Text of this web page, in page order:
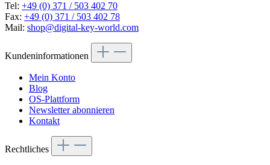
Tel: +49 (0) 371 / 503 402 70
Fax: +49 (0) 371 / 503 402 78
Mail: shop@digital-key-world.com
Kundeninformationen
Mein Konto
Blog
OS-Plattform
Newsletter abonnieren
Kontakt
Rechtliches